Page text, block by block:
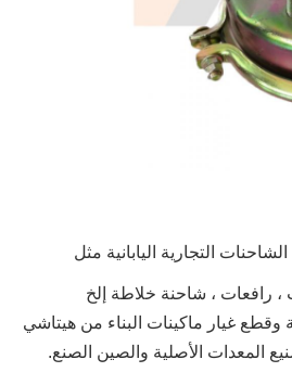
الشاحنات التجارية اليابانية مثل
، رافعات ، شاحنة خلاطة إلخ
وقطع غيار ماكينات البناء من هيتاشي
المعدات الأصلية والصين الصنع.